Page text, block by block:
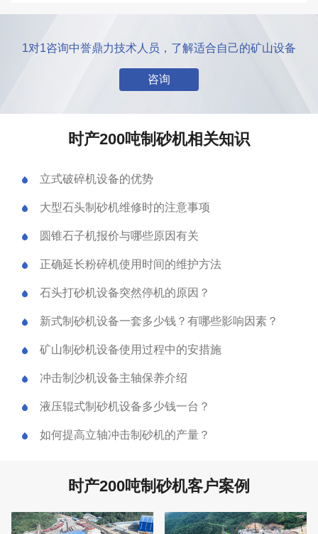
1对1咨询中誉鼎力技术人员，了解适合自己的矿山设备
咨询
时产200吨制砂机相关知识
立式破碎机设备的优势
大型石头制砂机维修时的注意事项
圆锥石子机报价与哪些原因有关
正确延长粉碎机使用时间的维护方法
石头打砂机设备突然停机的原因？
新式制砂机设备一套多少钱？有哪些影响因素？
矿山制砂机设备使用过程中的安措施
冲击制沙机设备主轴保养介绍
液压辊式制砂机设备多少钱一台？
如何提高立轴冲击制砂机的产量？
时产200吨制砂机客户案例